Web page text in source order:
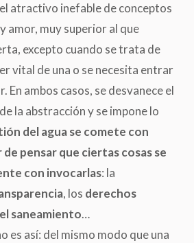
atractivo inefable de conceptos
amor, muy superior al que
excepto cuando se trata de
vital de una o se necesita entrar
En ambos casos, se desvanece el
la abstracción y se impone lo
del agua se comete con
pensar que ciertas cosas se
con invocarlas: la
, los derechos
saneamiento…
es así: del mismo modo que una